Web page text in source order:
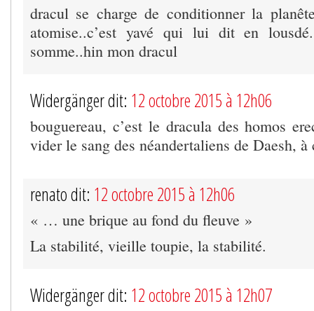
dracul se charge de conditionner la
atomise..c’est yavé qui lui dit en
somme..hin mon dracul
Widergänger dit: 12 octobre 2015 à 12h06
bouguereau, c’est le dracula des homos
vider le sang des néandertaliens de Daesh, à
renato dit: 12 octobre 2015 à 12h06
« … une brique au fond du fleuve »
La stabilité, vieille toupie, la stabilité.
Widergänger dit: 12 octobre 2015 à 12h07